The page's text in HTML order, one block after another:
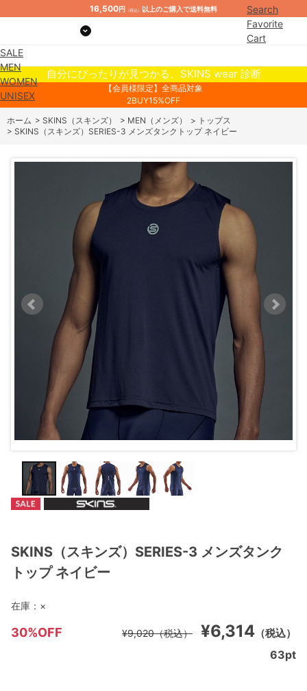
16,500円 （税込） 以上のご購入で送料無料
Search
Favorite
Cart
SALE
MEN
WOMEN
UNISEX
自分にぴったりが見つかる、SKINS wear 診断
【会員様限定】全商品対象
2BUY15%OFF
ホーム > SKINS（スキンズ） > MEN（メンズ） > トップス
> SKINS（スキンズ）SERIES-3 メンズタンクトップ ネイビー
SKINS（スキンズ）SERIES-3 メンズタンク
トップ ネイビー
30%OFF ¥6,314 （税込）
¥9,020（税込）
在庫： ×
63pt